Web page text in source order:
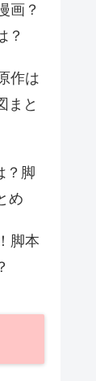
画？
？
作は
まと
？脚
め
脚本